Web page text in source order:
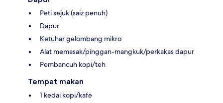
Peti sejuk (saiz penuh)
Dapur
Ketuhar gelombang mikro
Alat memasak/pinggan-mangkuk/perkakas dapur
Pembancuh kopi/teh
Tempat makan
1 kedai kopi/kafe